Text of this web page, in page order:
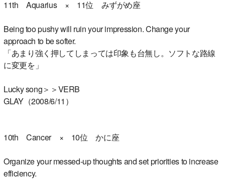
11th Aquarius × 11位 みずがめ座
Being too pushy will ruin your impression. Change your
approach to be softer.
「あまり強く押してしまっては印象も台無し。ソフトな路線
に変更を」
Lucky song＞＞VERB
GLAY（2008/6/11）
10th Cancer × 10位 かに座
Organize your messed-up thoughts and set priorities to increase
efficiency.